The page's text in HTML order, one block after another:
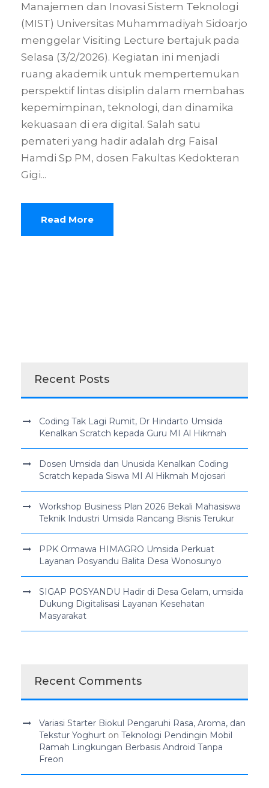
Manajemen dan Inovasi Sistem Teknologi
(MIST) Universitas Muhammadiyah Sidoarjo
menggelar Visiting Lecture bertajuk pada
Selasa (3/2/2026). Kegiatan ini menjadi
ruang akademik untuk mempertemukan
perspektif lintas disiplin dalam membahas
kepemimpinan, teknologi, dan dinamika
kekuasaan di era digital. Salah satu
pemateri yang hadir adalah drg Faisal
Hamdi Sp PM, dosen Fakultas Kedokteran
Gigi...
Read More
Recent Posts
Coding Tak Lagi Rumit, Dr Hindarto Umsida
Kenalkan Scratch kepada Guru MI Al Hikmah
Dosen Umsida dan Unusida Kenalkan Coding
Scratch kepada Siswa MI Al Hikmah Mojosari
Workshop Business Plan 2026 Bekali Mahasiswa
Teknik Industri Umsida Rancang Bisnis Terukur
PPK Ormawa HIMAGRO Umsida Perkuat
Layanan Posyandu Balita Desa Wonosunyo
SIGAP POSYANDU Hadir di Desa Gelam, umsida
Dukung Digitalisasi Layanan Kesehatan
Masyarakat
Recent Comments
Variasi Starter Biokul Pengaruhi Rasa, Aroma, dan
Tekstur Yoghurt on Teknologi Pendingin Mobil
Ramah Lingkungan Berbasis Android Tanpa
Freon